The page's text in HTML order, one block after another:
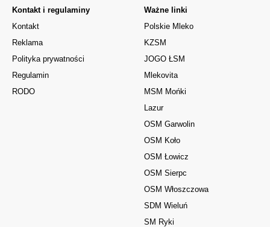
Kontakt i regulaminy
Kontakt
Reklama
Polityka prywatności
Regulamin
RODO
Ważne linki
Polskie Mleko
KZSM
JOGO ŁSM
Mlekovita
MSM Mońki
Lazur
OSM Garwolin
OSM Koło
OSM Łowicz
OSM Sierpc
OSM Włoszczowa
SDM Wieluń
SM Ryki